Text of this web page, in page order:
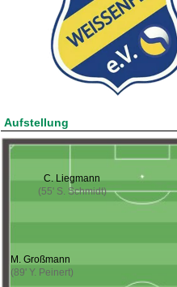
Aufstellung
C. Liegmann
(55' S. Schmidt)
M. Großmann
(89' Y. Peinert)